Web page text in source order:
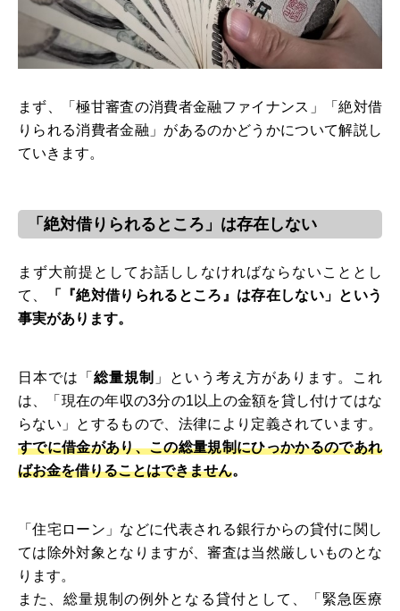
まず、「極甘審査の消費者金融ファイナンス」「絶対借
りられる消費者金融」があるのかどうかについて解説し
ていきます。
「絶対借りられるところ」は存在しない
まず大前提としてお話ししなければならないこととし
て、
「『絶対借りられるところ』は存在しない」という
事実があります。
日本では「総量規制 」という考え方があります。これ
は、「現在の年収の3分の1以上の金額を貸し付けてはな
らない」とするもので、法律により定義されています。
すでに借金があり、この総量規制にひっかかるのであれ
ばお金を借りることはできません。
「住宅ローン」などに代表される銀行からの貸付に関し
ては除外対象となりますが、審査は当然厳しいものとな
ります。
また、総量規制の例外となる貸付として、「緊急医療